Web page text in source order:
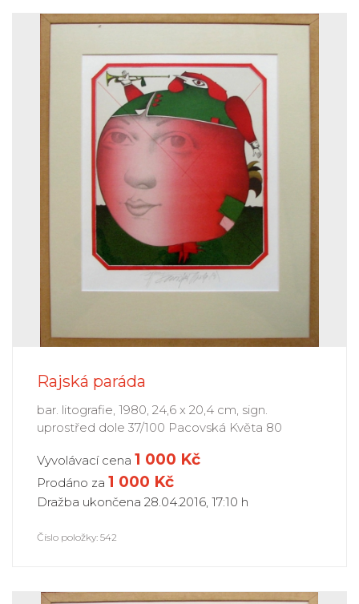
Rajská paráda
bar. litografie, 1980, 24,6 x 20,4 cm, sign.
uprostřed dole 37/100 Pacovská Květa 80
Vyvolávací cena 1 000 Kč
Prodáno za 1 000 Kč
Dražba ukončena 28.04.2016, 17:10 h
Číslo položky: 542